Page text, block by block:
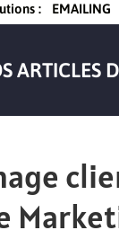
: EMAILING
ARTICLES